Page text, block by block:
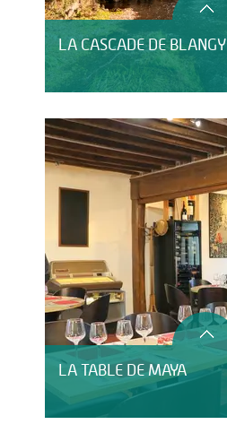
LA CASCADE DE BLANGY
LA TABLE DE MAYA